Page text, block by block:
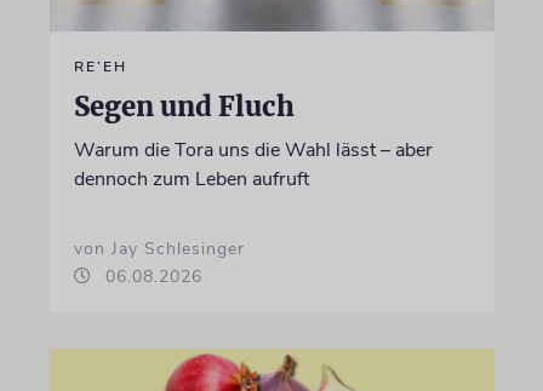
RE’EH
Segen und Fluch
Warum die Tora uns die Wahl lässt – aber
dennoch zum Leben aufruft
von Jay Schlesinger
06.08.2026